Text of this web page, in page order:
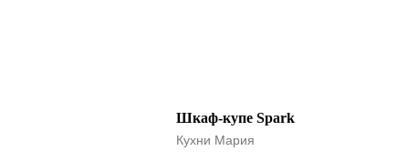
Шкаф-купе Spark
Кухни Мария